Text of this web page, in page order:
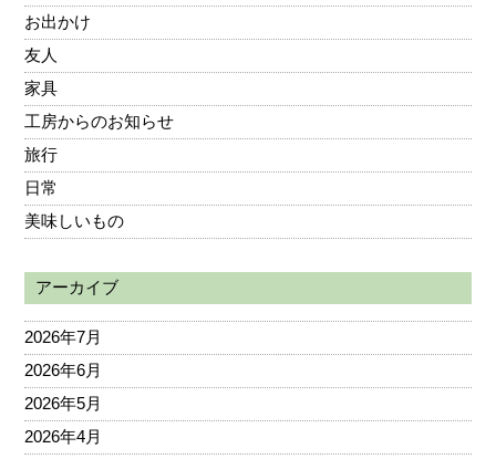
お出かけ
友人
家具
工房からのお知らせ
旅行
日常
美味しいもの
アーカイブ
2026年7月
2026年6月
2026年5月
2026年4月